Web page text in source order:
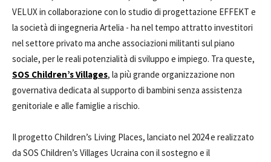
VELUX in collaborazione con lo studio di progettazione EFFEKT e
la società di ingegneria Artelia - ha nel tempo attratto investitori
nel settore privato ma anche associazioni militanti sul piano
sociale, per le reali potenzialità di sviluppo e impiego. Tra queste,
SOS Children’s Villages, la più grande organizzazione non
governativa dedicata al supporto di bambini senza assistenza
genitoriale e alle famiglie a rischio.
Il progetto Children’s Living Places, lanciato nel 2024 e realizzato
da SOS Children’s Villages Ucraina con il sostegno e il